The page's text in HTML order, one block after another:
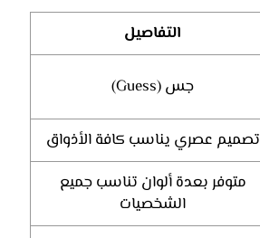
التفاصيل
جس (Guess)
تصميم عصري يناسب كافة الأذواق
متوفر بعدة ألوان تناسب جميع
الشخصيات